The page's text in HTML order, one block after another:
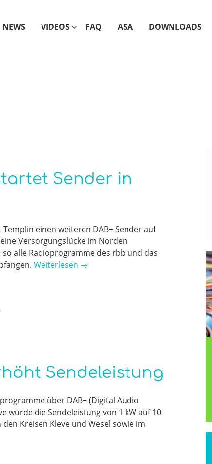
NEWS VIDEOS FAQ ASA DOWNLOADS
Sender in
einen weiteren DAB+ Sender auf
Versorgungslücke im Norden
alle Radioprogramme des rbb und das
Weiterlesen →
Sendeleistung
über DAB+ (Digital Audio
wurde die Sendeleistung von 1 kW auf 10
Kreisen Kleve und Wesel sowie im